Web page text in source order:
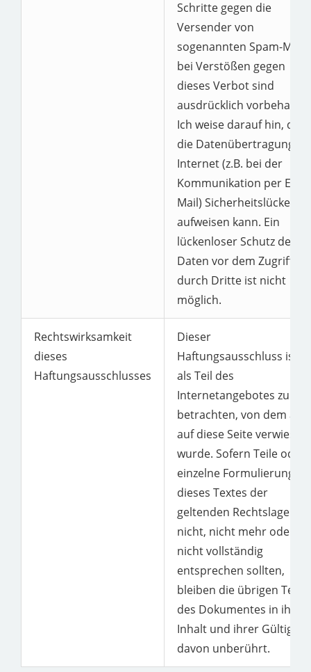
Schritte gegen die
Versender von
sogenannten Spam-Mails
bei Verstößen gegen
dieses Verbot sind
ausdrücklich
Ich weise darauf hin, dass
die Datenübertragung im
Internet (z.B. bei der
Kommunikation per E-
Mail) Sicherheitslücken
aufweisen kann. Ein
lückenloser Schutz der
Daten vor dem Zugriff
durch Dritte ist nicht
möglich.
Rechtswirksamkeit
dieses
Haftungsausschlusses
Dieser
Haftungsausschluss ist
als Teil des
Internetangebotes zu
betrachten, von dem aus
auf diese Seite verwiesen
wurde. Sofern Teile oder
einzelne Formulierungen
dieses Textes der
geltenden Rechtslage
nicht, nicht mehr oder
nicht vollständig
entsprechen sollten,
bleiben die übrigen Teile
des Dokumentes in
Inhalt und ihrer Gültigkeit
davon unberührt.